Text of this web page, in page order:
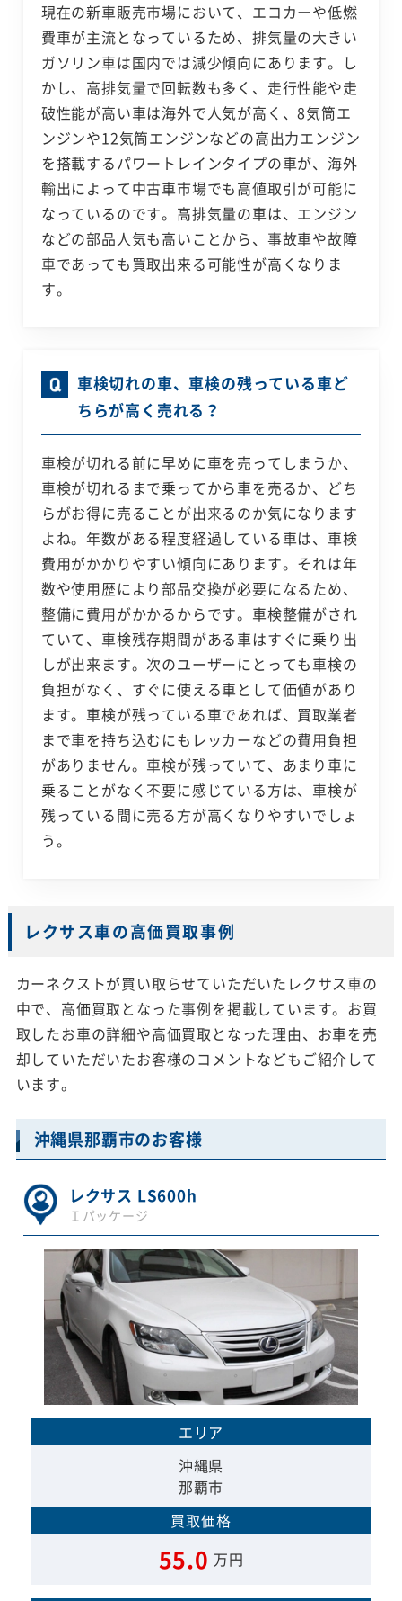
現在の新車販売市場において、エコカーや低燃
費車が主流となっているため、排気量の大きい
ガソリン車は国内では減少傾向にあります。し
かし、高排気量で回転数も多く、走行性能や走
破性能が高い車は海外で人気が高く、8気筒エ
ンジンや12気筒エンジンなどの高出力エンジン
を搭載するパワートレインタイプの車が、海外
輸出によって中古車市場でも高値取引が可能に
なっているのです。高排気量の車は、エンジン
などの部品人気も高いことから、事故車や故障
車であっても買取出来る可能性が高くなりま
す。
車検切れの車、車検の残っている車ど
ちらが高く売れる？
車検が切れる前に早めに車を売ってしまうか、
車検が切れるまで乗ってから車を売るか、どち
らがお得に売ることが出来るのか気になります
よね。年数がある程度経過している車は、車検
費用がかかりやすい傾向にあります。それは年
数や使用歴により部品交換が必要になるため、
整備に費用がかかるからです。車検整備がされ
ていて、車検残存期間がある車はすぐに乗り出
しが出来ます。次のユーザーにとっても車検の
負担がなく、すぐに使える車として価値があり
ます。車検が残っている車であれば、買取業者
まで車を持ち込むにもレッカーなどの費用負担
がありません。車検が残っていて、あまり車に
乗ることがなく不要に感じている方は、車検が
残っている間に売る方が高くなりやすいでしょ
う。
レクサス車の高価買取事例
カーネクストが買い取らせていただいたレクサス車の
中で、高価買取となった事例を掲載しています。お買
取したお車の詳細や高価買取となった理由、お車を売
却していただいたお客様のコメントなどもご紹介して
います。
沖縄県那覇市のお客様
レクサス LS600h
Ｉパッケージ
エリア
沖縄県
那覇市
買取価格
55.0 万円